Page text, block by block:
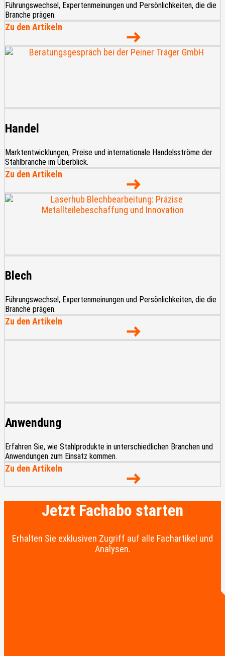
Führungswechsel, Expertenmeinungen und Persönlichkeiten, die die
Branche prägen.
Zu den Artikeln
Handel
Marktentwicklungen, Preise und internationale Handelsströme der
Stahlbranche im Überblick.
Zu den Artikeln
Blech
Führungswechsel, Expertenmeinungen und Persönlichkeiten, die die
Branche prägen.
Zu den Artikeln
Anwendung
Erfahren Sie, wie Stahlprodukte in unterschiedlichen Branchen und
Anwendungen zum Einsatz kommen.
Zu den Artikeln
Jetzt Fachabo starten
Erhalten Sie exklusiven Zugriff auf alle Fachartikel und
Analysen.